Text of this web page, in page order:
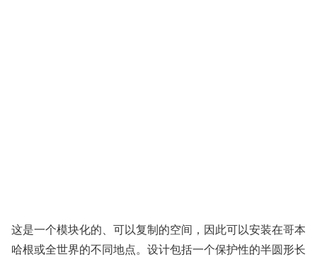
这是一个模块化的、可以复制的空间，因此可以安装在哥本
哈根或全世界的不同地点。设计包括一个保护性的半圆形长